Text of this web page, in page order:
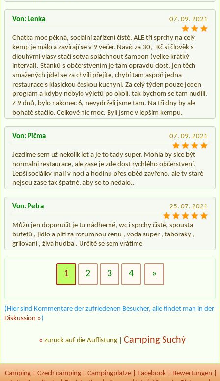
07. 09. 2021
Von: Lenka
Chatka moc pěkná, sociální zařízení čisté, ALE tři sprchy na celý
kemp je málo a zavírají se v 9 večer. Navíc za 30,- Kč si člověk s
dlouhými vlasy stačí sotva spláchnout šampon (velice krátký
interval). Stánků s občerstvením je tam opravdu dost, jen těch
smažených jídel se za chvíli přejíte, chybí tam aspoň jedna
restaurace s klasickou českou kuchyni. Za celý týden pouze jeden
program a kdyby nebylo výletů po okolí, tak bychom se tam nudili.
Z 9 dnů, bylo nakonec 6, nevydrželi jsme tam. Na tři dny by ale
bohatě stačilo. Celkově nic moc. Byli jsme v lepším kempu.
07. 09. 2021
Von: Pičma
Jezdíme sem už nekolik let a je to tady super. Mohla by sice být
normalni restaurace, ale zase je zde dost rychlého občerstvení.
Lepší sociálky mají v noci a hodinu přes oběd zavřeno, ale ty staré
nejsou zase tak špatné, aby se to nedalo..
25. 07. 2021
Von: Petra
Můžu jen doporučit je tu nádherně, wc i sprchy čisté, spousta
bufetů , jidlo a piti za rozumnou cenu , voda super , taboraky ,
grilovani , živá hudba . Určitě se sem vrátíme
1 2 3 4 »
(Hier sind Kommentare der zufriedenen Besucher, alle findet man in der
Diskussion »)
« zurück auf die Auflistung Camping Suchý
Camping Czech camping Campingplätze Facebook Bewertungen